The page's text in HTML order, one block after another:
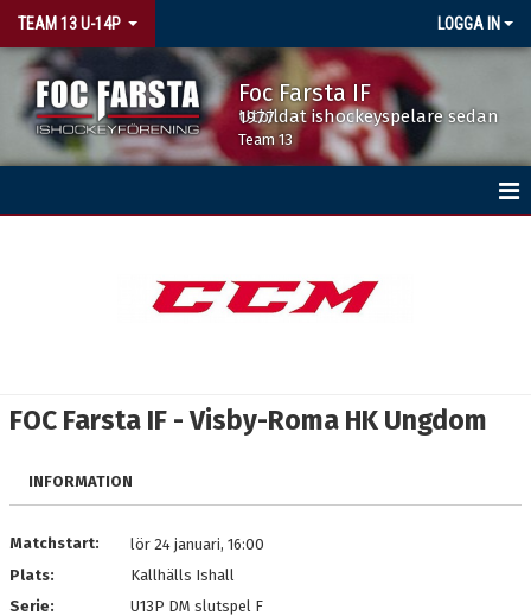
TEAM 13 U-14P LOGGA IN
Foc Farsta IF
Utbildat ishockeyspelare sedan 1977
Team 13
FOC Farsta IF - Visby-Roma HK Ungdom
INFORMATION
Matchstart:
lör 24 januari, 16:00
Plats:
Kallhälls Ishall
Serie:
U13P DM slutspel F